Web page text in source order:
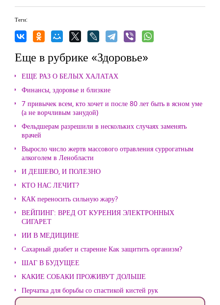
Теги:
Еще в рубрике «Здоровье»
ЕЩЕ РАЗ О БЕЛЫХ ХАЛАТАХ
Финансы, здоровье и близкие
7 привычек всем, кто хочет и после 80 лет быть в ясном уме
(а не ворчливым занудой)
Фельдшерам разрешили в нескольких случаях заменять
врачей
Выросло число жертв массового отравления суррогатным
алкоголем в Ленобласти
И ДЕШЕВО, И ПОЛЕЗНО
КТО НАС ЛЕЧИТ?
КАК переносить сильную жару?
ВЕЙПИНГ: ВРЕД ОТ КУРЕНИЯ ЭЛЕКТРОННЫХ
СИГАРЕТ
ИИ В МЕДИЦИНЕ
Сахарный диабет и старение Как защитить организм?
ШАГ В БУДУЩЕЕ
КАКИЕ СОБАКИ ПРОЖИВУТ ДОЛЬШЕ
Перчатка для борьбы со спастикой кистей рук